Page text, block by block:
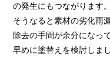
の発生にもつながります。
そうなると素材の劣化雨
除去の手間が余分になっ
早めに塗替えを検討しま